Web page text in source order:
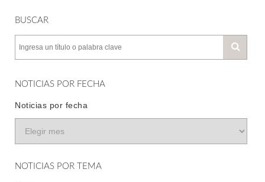
BUSCAR
NOTICIAS POR FECHA
Noticias por fecha
NOTICIAS POR TEMA